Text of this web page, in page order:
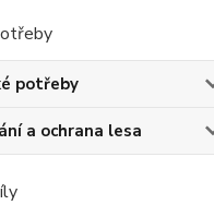
potřeby
a ochrana lesa